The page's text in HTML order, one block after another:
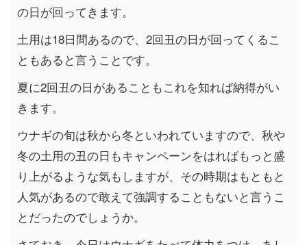
の日が回ってきます。
土用は18日間あるので、2回丑の日が回ってくるこ
ともあると言うことです。
夏に2回丑の日があることもこれを知れば納得がい
きます。
ウナギの旬は秋から冬といわれていますので、秋や
冬の土用の丑の日もキャンペーンをはればもっと盛
り上がるような気もしますが、その時期はもともと
人気があるので敢えて強調することもないと言うこ
とだったのでしょうか。